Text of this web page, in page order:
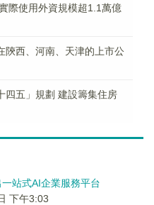
際使用外資規模超1.1萬億
陝西、河南、天津的上市公
四五」規劃 建設籌集住房
站式AI企業服務平台
下午3:03